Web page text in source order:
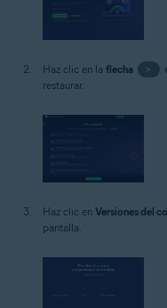
Haz clic en la flecha >
restaurar.
Haz clic en Versiones del
pantalla.